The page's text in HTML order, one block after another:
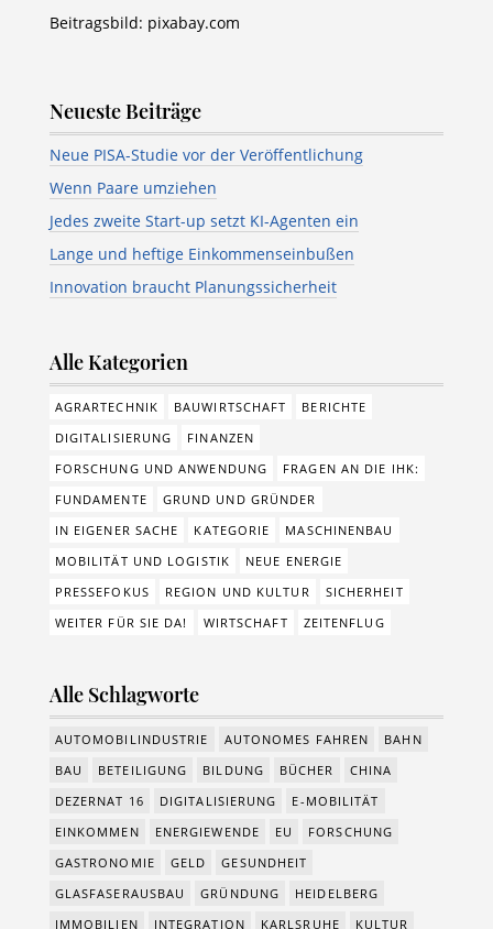
Beitragsbild: pixabay.com
Neueste Beiträge
Neue PISA-Studie vor der Veröffentlichung
Wenn Paare umziehen
Jedes zweite Start-up setzt KI-Agenten ein
Lange und heftige Einkommenseinbußen
Innovation braucht Planungssicherheit
Alle Kategorien
AGRARTECHNIK BAUWIRTSCHAFT
BERICHTE
DIGITALISIERUNG
FINANZEN
FORSCHUNG UND ANWENDUNG
FRAGEN AN DIE IHK:
FUNDAMENTE
GRUND UND GRÜNDER
IN EIGENER SACHE
KATEGORIE
MASCHINENBAU
MOBILITÄT UND LOGISTIK
NEUE ENERGIE
PRESSEFOKUS
REGION UND KULTUR
SICHERHEIT
WEITER FÜR SIE DA!
WIRTSCHAFT ZEITENFLUG
Alle Schlagworte
AUTOMOBILINDUSTRIE AUTONOMES FAHREN
BAHN
BAU
BETEILIGUNG BILDUNG BÜCHER
CHINA
DEZERNAT 16
DIGITALISIERUNG
E-MOBILITÄT
EINKOMMEN
ENERGIEWENDE EU
FORSCHUNG
GASTRONOMIE
GELD
GESUNDHEIT
GLASFASERAUSBAU
GRÜNDUNG
HEIDELBERG
IMMOBILIEN
INTEGRATION KARLSRUHE KULTUR